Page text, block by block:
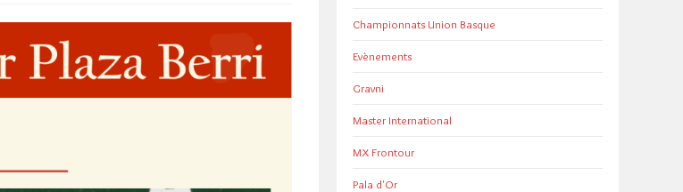
publication :
Championnats Union Basque
Evènements
Gravni
Master International
MX Frontour
Pala d'Or